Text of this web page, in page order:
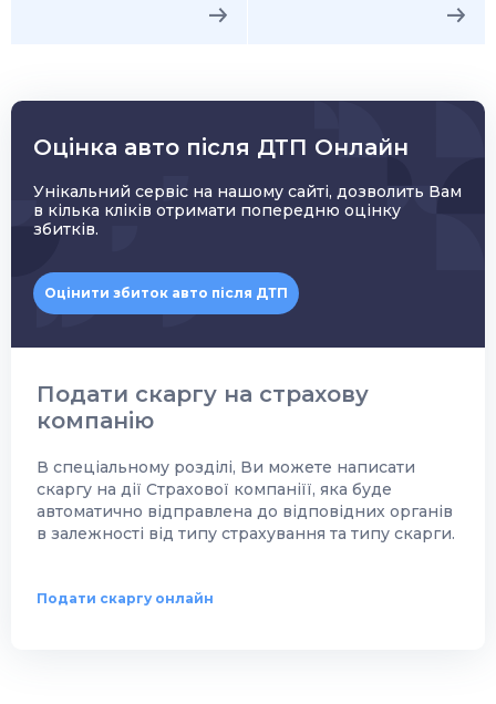
Оцінка авто після ДТП Онлайн
Унікальний сервіс на нашому сайті, дозволить Вам
в кілька кліків отримати попередню оцінку
збитків.
Оцінити збиток авто після ДТП
Подати скаргу на страхову
компанію
В спеціальному розділі, Ви можете написати
скаргу на дії Страхової компаніїї, яка буде
автоматично відправлена до відповідних органів
в залежності від типу страхування та типу скарги.
Подати скаргу онлайн